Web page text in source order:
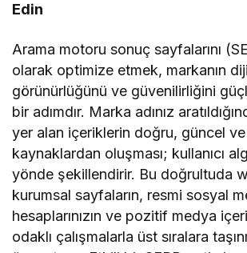
Edin
Arama motoru sonuç sayfalarını
olarak optimize etmek, markanın
görünürlüğünü ve güvenilirliğini
bir adımdır. Marka adınız
yer alan içeriklerin doğru, güncel
kaynaklardan oluşması; kullanıcı
yönde şekillendirir. Bu doğrultuda
kurumsal sayfaların, resmi sosyal
hesaplarınızın ve pozitif medya
odaklı çalışmalarla üst sıralara